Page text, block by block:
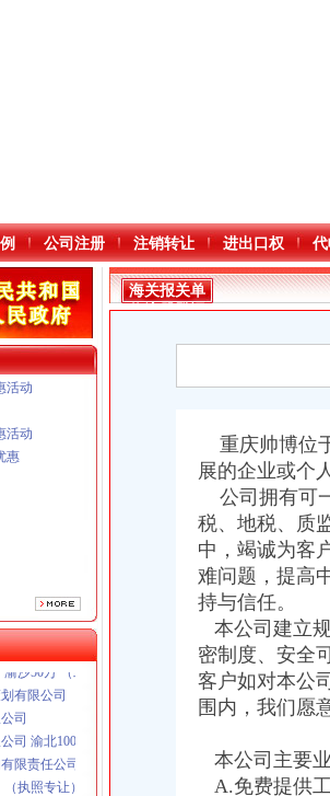
公司注册 注销转让 进出口权
活动
活动
惠
司 渝北10010万 (进出口权)
限责任公司 渝九1000万 （增资）
限公司 渝北100万 （进出口权）
司 渝九50万 （工商注册）
沙50万 （工商注册）
有限公司
司
司 渝北10010万 (进出口权)
限责任公司 渝九1000万 （增资）
执照专让）
司 渝江100万 （工商注册）
海关报关单
位注册登记
重庆帅博位
展的企业或个
公司拥有可
税、地税、质
中，竭诚为客
难问题，提高
持与信任。
本公司建立
密制度、安全
客户如对本公
围内，我们愿
本公司主要
A.免费提供